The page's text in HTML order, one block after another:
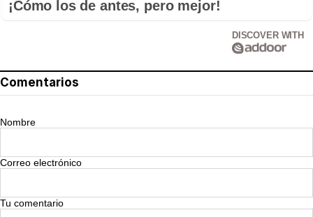
¡Cómo los de antes, pero mejor!
DISCOVER WITH
Comentarios
Nombre
Correo electrónico
Tu comentario